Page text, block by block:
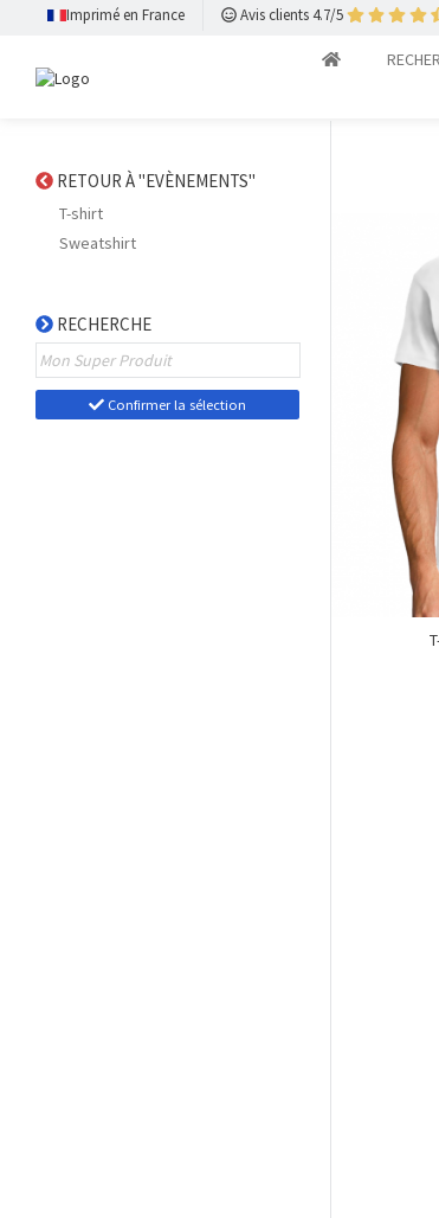
Imprimé en France Avis clients 4.7/5
RETOUR À "EVÈNEMENTS"
T-shirt
Sweatshirt
RECHERCHE
Confirmer la sélection